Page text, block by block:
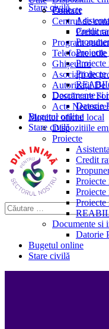
Stare civilă
Proiecte
Credit
Proiecte
Proiecte
Proiecte
Documente si
Datorie
Bugetul online
Stare civilă
Contact
Centrul de
Program
Telefoane utile
Ghișeul.ro
Asociații de
Autorizații De
Descărcare
Acte
Monitor oficial local
Dispozitiile
Proiecte
Credit
Proiecte
Proiecte
Proiecte
Documente si
Datorie
Bugetul online
Stare civilă